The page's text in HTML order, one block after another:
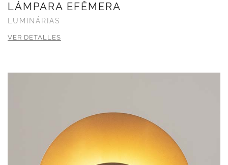
LÁMPARA EFÊMERA
LUMINÁRIAS
VER DETALLES